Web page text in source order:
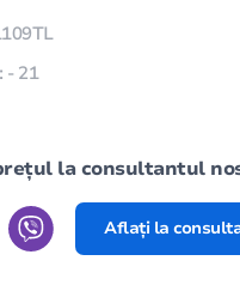
- 21
la consultantul
Aflați la